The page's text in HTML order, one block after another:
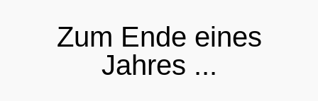
Zum Ende eines
Jahres ...